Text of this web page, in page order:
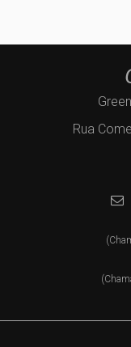
Rua